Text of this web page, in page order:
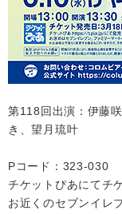
第118回出演：伊藤
き、望月琉叶
Pコード：323-030
チケットぴあにてチ
お近くのセブンイレ